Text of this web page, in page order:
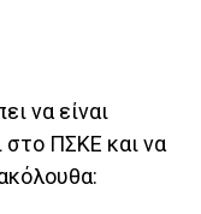
να είναι
στο ΠΣΚΕ και να